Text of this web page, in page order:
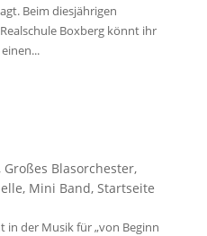
Beim diesjährigen
Boxberg könnt ihr
, Großes Blasorchester,
, Mini Band, Startseite
in der Musik für „von Beginn